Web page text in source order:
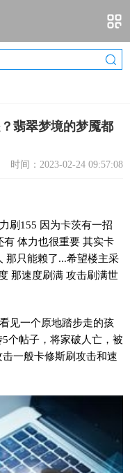
翡翠梦境的梦魇都
时间：2023-02-24 09:57:08
刷155 因为卡茨有一招
有 体力也很重要 其实卡
那只能赖了...希望楼主采
那速度刷满 攻击刷满世
见一个原地踏步走的孩
个帖子，将家破人亡，被
一般卡修斯刷攻击和速